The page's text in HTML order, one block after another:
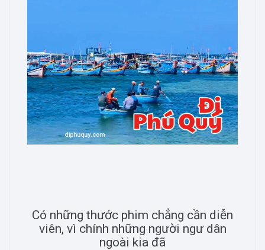
Có những thước phim chẳng cần diễn
viên, vì chính những người ngư dân
ngoài kia đã